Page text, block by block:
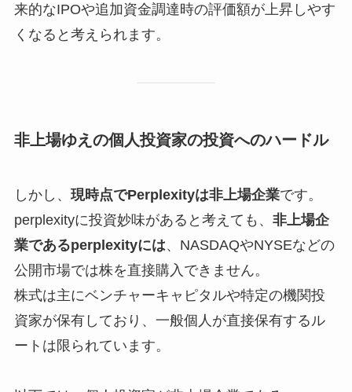
来的なIPOや追加資金調達時の評価額が上昇しやす
くなると考えられます。
非上場ゆえの個人投資家の投資へのハードル
しかし、 現時点でPerplexityは非上場企業です。
perplexityに投資妙味があると考えても、 非上場企
業であるperplexityには、NASDAQやNYSEなどの
公開市場では株を直接購入できません。
株式は主にベンチャーキャピタルや特定の機関投
資家が保有しており、一般個人が直接保有するル
ートは限られています。